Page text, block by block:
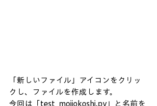
「新しいファイル」アイコンをクリッ
クし、ファイルを作成します。
今回は「test_ mojiokoshi.py」と名前を